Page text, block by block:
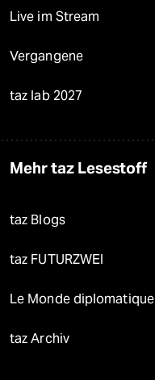
Live im Stream
Vergangene
taz lab 2027
Mehr taz Lesestoff
taz Blogs
taz FUTURZWEI
Le Monde diplomatique
taz Archiv